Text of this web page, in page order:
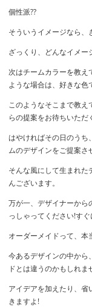
個性派??
そういうイメージなら、
ざっくり、どんなイメー
次はチームカラーを教
ような場合は、好きな色
このようなそこまで教
らの提案をお待ちいただ
はやければその日のうち
ムのデザインをご提案さ
そんな風にして生まれた
んございます。
万が一、デザイナーから
っしゃってください!す
オーダーメイドって、
今あるデザインの中から
ドとは違うのかもしれま
アイデアを加えたり、
きますよ!